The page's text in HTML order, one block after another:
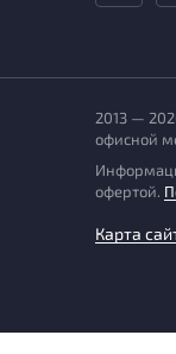
2013 —
офисной
офертой.
Карта